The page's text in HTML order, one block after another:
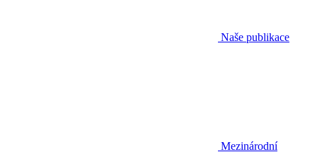
Naše publikace
Mezinárodní